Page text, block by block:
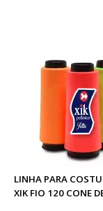
LINHA PARA
XIK FIO 120 CONE